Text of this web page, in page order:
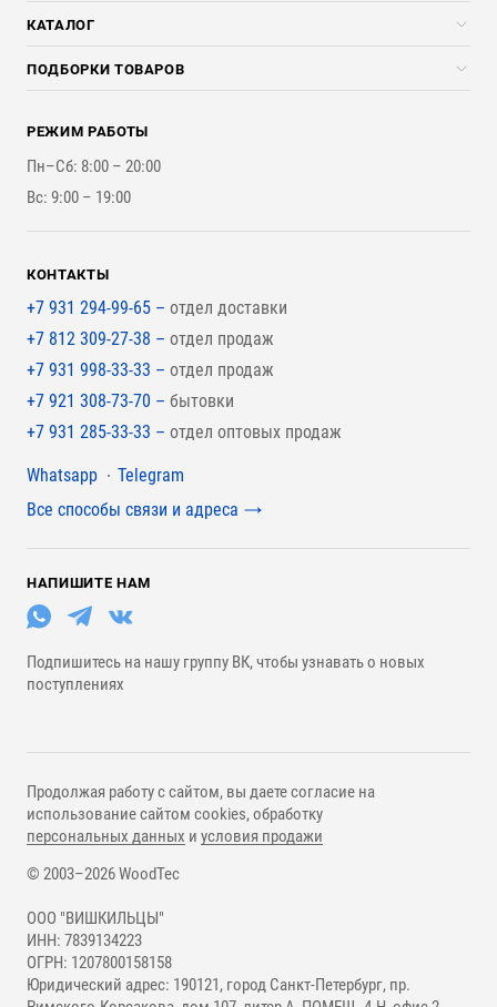
Скидки стройкомпаниям
Доставка и разгрузка
Оплата и Возврат
Наши работы
КАТАЛОГ
Погонажные изделия
Брикеты, Дрова, Стружка
Стройматериалы
Инструменты
ПОДБОРКИ ТОВАРОВ
Для бутерброда стены
Для наружной отделки
Для покрытия крыши
РЕЖИМ РАБОТЫ
Пн–Сб: 8:00 – 20:00
Вс: 9:00 – 19:00
КОНТАКТЫ
+7 931 294-99-65 – отдел доставки
+7 812 309-27-38 – отдел продаж
+7 931 998-33-33 – отдел продаж
+7 921 308-73-70 – бытовки
+7 931 285-33-33 – отдел оптовых продаж
Мессенджеры
Whatsapp
Telegram
Все способы связи и адреса
НАПИШИТЕ НАМ
Подпишитесь на нашу группу ВК, чтобы узнавать о новых
поступлениях
© 2003–2026 WoodTec
ООО "ВИШКИЛЬЦЫ"
ИНН: 7839134223
ОГРН: 1207800158158
Юридический адрес: 190121, город Санкт-Петербург, пр.
Продолжая работу с сайтом, вы даете согласие на
использование сайтом cookies, обработку
персональных данных и условия продажи